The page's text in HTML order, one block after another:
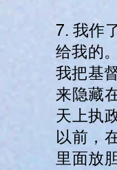
7. 我作
给我的
我把基
来隐藏
天上执
以前，
里面放